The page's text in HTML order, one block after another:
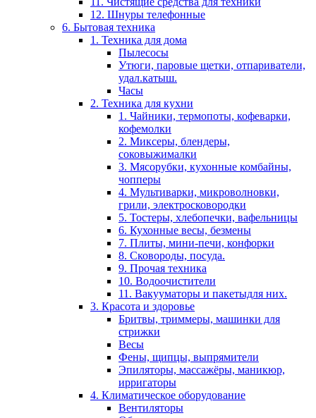
12. Шнуры телефонные
6. Бытовая техника
1. Техника для дома
Пылесосы
Утюги, паровые щетки, отпариватели,
удал.катыш.
Часы
2. Техника для кухни
1. Чайники, термопоты, кофеварки,
кофемолки
2. Миксеры, блендеры,
соковыжималки
3. Мясорубки, кухонные комбайны,
чопперы
4. Мультиварки, микроволновки,
грили, электросковородки
5. Тостеры, хлебопечки, вафельницы
6. Кухонные весы, безмены
7. Плиты, мини-печи, конфорки
8. Сковороды, посуда.
9. Прочая техника
10. Водоочистители
11. Вакууматоры и пакетыдля них.
3. Красота и здоровье
Бритвы, триммеры, машинки для
стрижки
Весы
Фены, щипцы, выпрямители
Эпиляторы, массажёры, маникюр,
ирригаторы
4. Климатическое оборудование
Вентиляторы